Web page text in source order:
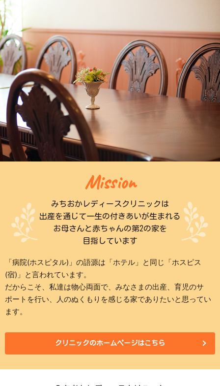
Mission
みちおかレディースクリニックは
出産を通じて一生の付きあいが生まれる
お母さんと赤ちゃんの第2の家を
目指しています
「病院(ホスピタル)」の語源は「ホテル」と同じ「ホスピス
(宿)」と言われています。
だからこそ、私達は物心両面で、みなさまの出産、育児のサ
ポートを行い、人のぬくもりを感じる家でありたいと思ってい
ます。
クリニックのホームページはこちら